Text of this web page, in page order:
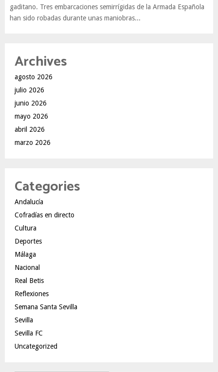
gaditano. Tres embarcaciones semirrígidas de la Armada Española
han sido robadas durante unas maniobras...
Archives
agosto 2026
julio 2026
junio 2026
mayo 2026
abril 2026
marzo 2026
Categories
Andalucía
Cofradías en directo
Cultura
Deportes
Málaga
Nacional
Real Betis
Reflexiones
Semana Santa Sevilla
Sevilla
Sevilla FC
Uncategorized